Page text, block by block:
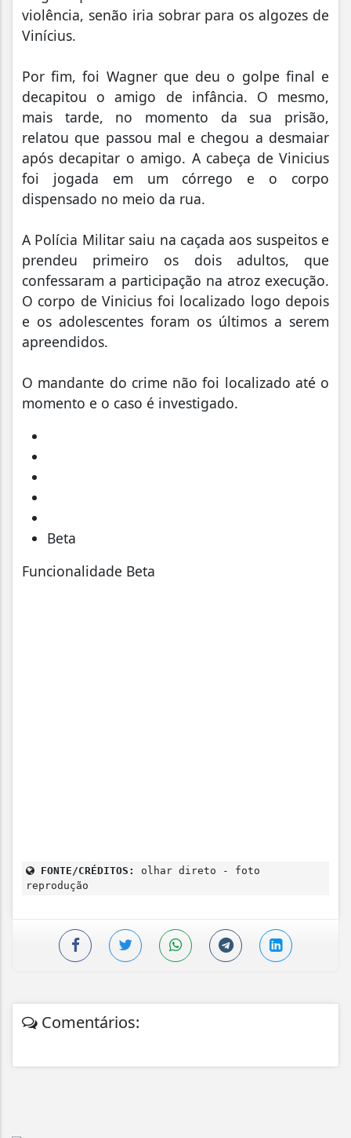
violência, senão iria sobrar para os algozes de
Vinícius.
Por fim, foi Wagner que deu o golpe final e
decapitou o amigo de infância. O mesmo,
mais tarde, no momento da sua prisão,
relatou que passou mal e chegou a desmaiar
após decapitar o amigo. A cabeça de Vinicius
foi jogada em um córrego e o corpo
dispensado no meio da rua.
A Polícia Militar saiu na caçada aos suspeitos e
prendeu primeiro os dois adultos, que
confessaram a participação na atroz execução.
O corpo de Vinicius foi localizado logo depois
e os adolescentes foram os últimos a serem
apreendidos.
O mandante do crime não foi localizado até o
momento e o caso é investigado.
Beta
Funcionalidade Beta
FONTE/CRÉDITOS:
olhar direto - foto
reprodução
Comentários: